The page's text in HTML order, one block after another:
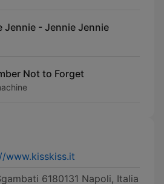
Jennie - Jennie Jennie
Not to Forget
www.kisskiss.it
6180131 Napoli, Italia